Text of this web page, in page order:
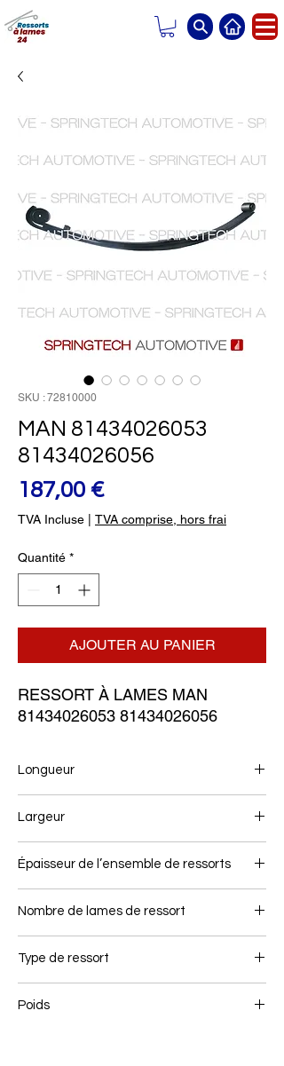
SKU : 72810000
MAN 81434026053
81434026056
187,00 €Prix
TVA Incluse TVA comprise, hors frai
Quantité *
AJOUTER AU PANIER
RESSORT À LAMES MAN
81434026053 81434026056
Longueur
Largeur
Épaisseur de l’ensemble de ressorts
Nombre de lames de ressort
Type de ressort
Poids